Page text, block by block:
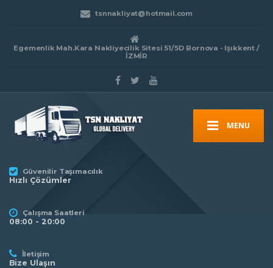
tsnnakliyat@hotmail.com
Egemenlik Mah.Kara Nakliyecilik Sitesi 51/5D Bornova - Işıkkent /
İZMİR
MENU
Güvenilir Taşımacılık
Hızlı Çözümler
Çalışma Saatleri
08:00 - 20:00
İletişim
Bize Ulaşın